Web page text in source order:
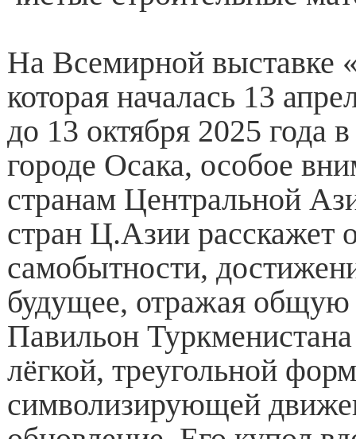
На Всемирной
которая началась 13
до 13 октября 2025 года
городе Осака, особое
странам Центральной
стран Ц.Азии расскажет
самобытности,
будущее, отражая
Павильон Туркменистана
лёгкой, треугольной
символизирующей